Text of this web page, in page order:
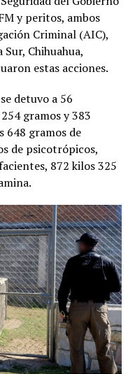
y peritos, ambos
Criminal (AIC),
Chihuahua,
estas acciones.
detuvo a 56
gramos y 383
648 gramos de
de psicotrópicos,
872 kilos 325